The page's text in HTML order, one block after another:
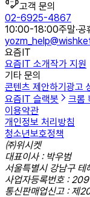
고객 문의
02-6925-4867
10:00-18:00주말·공
요즘IT
요즘IT 소개작가 지원
기타 문의
콘텐츠 제안하기광고
요즘IT 슬랙봇
크롬
이용약관
개인정보 처리방침
청소년보호정책
㈜위시켓
대표이사 : 박우범
서울특별시 강남구
사업자등록번호 :
통신판매업신고 : 제